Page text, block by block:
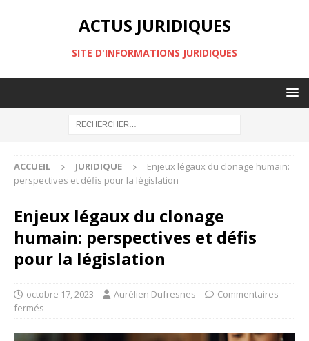
ACTUS JURIDIQUES
SITE D'INFORMATIONS JURIDIQUES
ACCUEIL JURIDIQUE
Enjeux légaux du clonage humain:
perspectives et défis pour la législation
Enjeux légaux du clonage
humain: perspectives et défis
pour la législation
octobre 17, 2023 Aurélien Dufresnes
Commentaires
fermés